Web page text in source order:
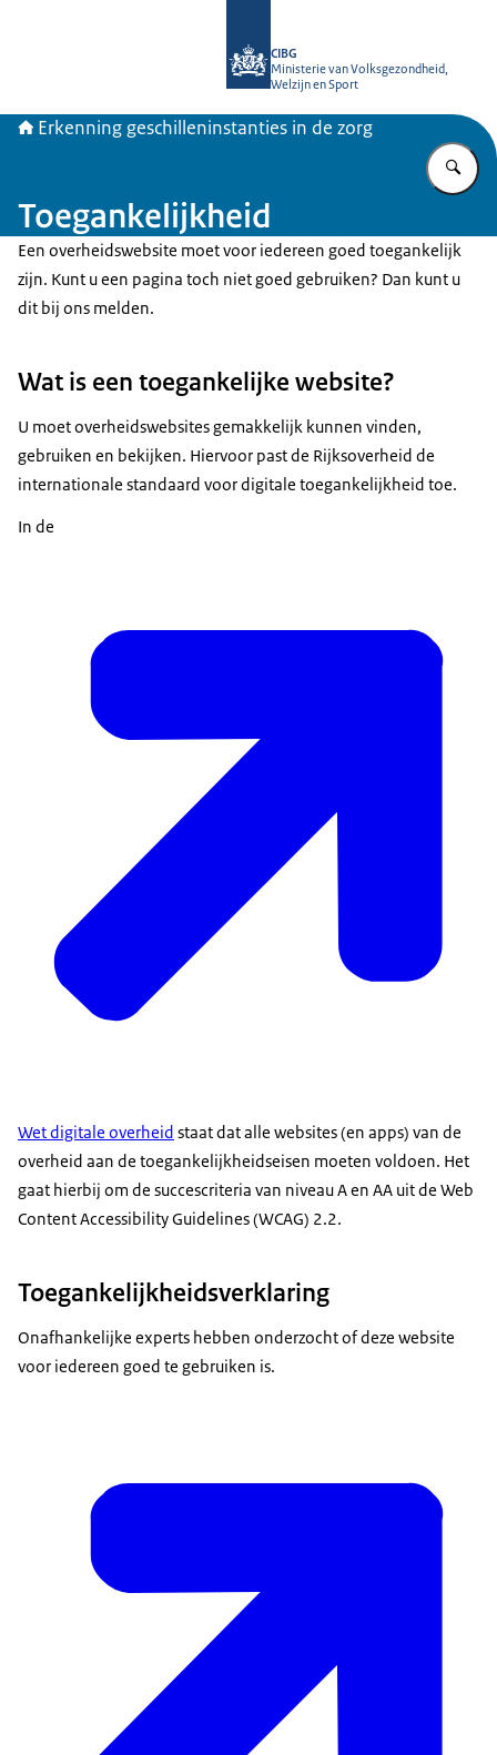
CIBG
Ministerie van Volksgezondheid,
Welzijn en Sport
Erkenning geschilleninstanties in de zorg
Toegankelijkheid
Een overheidswebsite moet voor iedereen goed toegankelijk
zijn. Kunt u een pagina toch niet goed gebruiken? Dan kunt u
dit bij ons melden.
Wat is een toegankelijke website?
U moet overheidswebsites gemakkelijk kunnen vinden,
gebruiken en bekijken. Hiervoor past de Rijksoverheid de
internationale standaard voor digitale toegankelijkheid toe.
In de
Wet digitale overheid staat dat alle websites (en apps) van de
overheid aan de toegankelijkheidseisen moeten voldoen. Het
gaat hierbij om de succescriteria van niveau A en AA uit de Web
Content Accessibility Guidelines (WCAG) 2.2.
Toegankelijkheidsverklaring
Onafhankelijke experts hebben onderzocht of deze website
voor iedereen goed te gebruiken is.